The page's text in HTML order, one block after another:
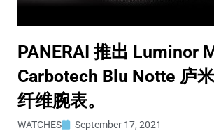
PANERAI 推出 Luminor
Carbotech Blu Notte 庐
纤维腕表。
WATCHES September 17, 2021